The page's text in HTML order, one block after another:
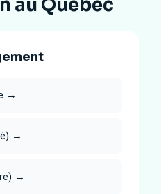
au Québec
→
→
→